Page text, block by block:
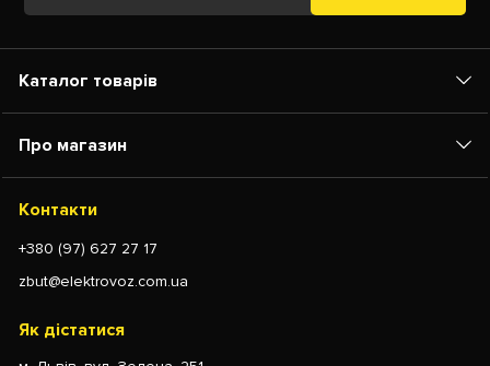
Каталог товарів
Про магазин
Контакти
+380 (97) 627 27 17
zbut@elektrovoz.com.ua
Як дістатися